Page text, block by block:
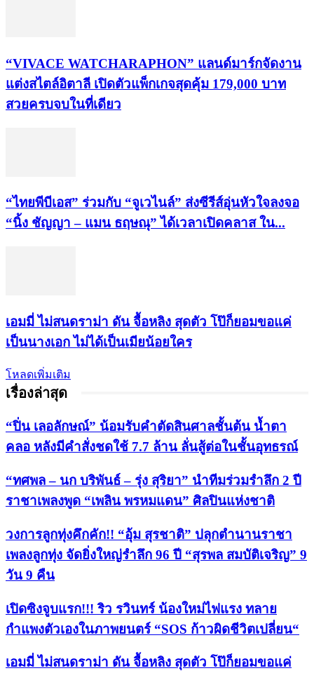
“VIVACE WATCHARAPHON” แลนด์มาร์กจัดงาน
แต่งสไตล์อิตาลี เปิดตัวแพ็กเกจสุดคุ้ม 179,000 บาท
สวยครบจบในที่เดียว
“ไทยพีบีเอส” ร่วมกับ “จูเวไนล์” ส่งซีรีส์อุ่นหัวใจลงจอ
“นิ้ง ชัญญา – แมน ธฤษณุ” ได้เวลาเปิดคลาส ใน...
เอมมี่ ไม่สนดราม่า ดัน จื้อหลิง สุดตัว โป๊ก็ยอมขอแค่
เป็นนางเอก ไม่ได้เป็นเมียน้อยใคร
โหลดเพิ่มเติม
เรื่องล่าสุด
“ปิ่น เลอลักษณ์” น้อมรับคำตัดสินศาลชั้นต้น น้ำตา
คลอ หลังมีคำสั่งชดใช้ 7.7 ล้าน ลั่นสู้ต่อในชั้นอุทธรณ์
“ทศพล – นก บริพันธ์ – รุ่ง สุริยา” นำทีมร่วมรำลึก 2 ปี
ราชาเพลงพูด “เพลิน พรหมแดน” ศิลปินแห่งชาติ
วงการลูกทุ่งคึกคัก!! “อุ้ม สุรชาติ” ปลุกตำนานราชา
เพลงลูกทุ่ง จัดยิ่งใหญ่รำลึก 96 ปี “สุรพล สมบัติเจริญ” 9
วัน 9 คืน
เปิดซิงจูบแรก!!! ริว รวินทร์ น้องใหม่ไฟแรง ทลาย
กำแพงตัวเองในภาพยนตร์ “SOS ก้าวผิดชีวิตเปลี่ยน“
เอมมี่ ไม่สนดราม่า ดัน จื้อหลิง สุดตัว โป๊ก็ยอมขอแค่